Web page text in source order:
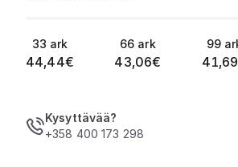
33 ark
44,44€
66 ark
43,06€
99
41,69
Kysyttävää?
+358 400 173 298